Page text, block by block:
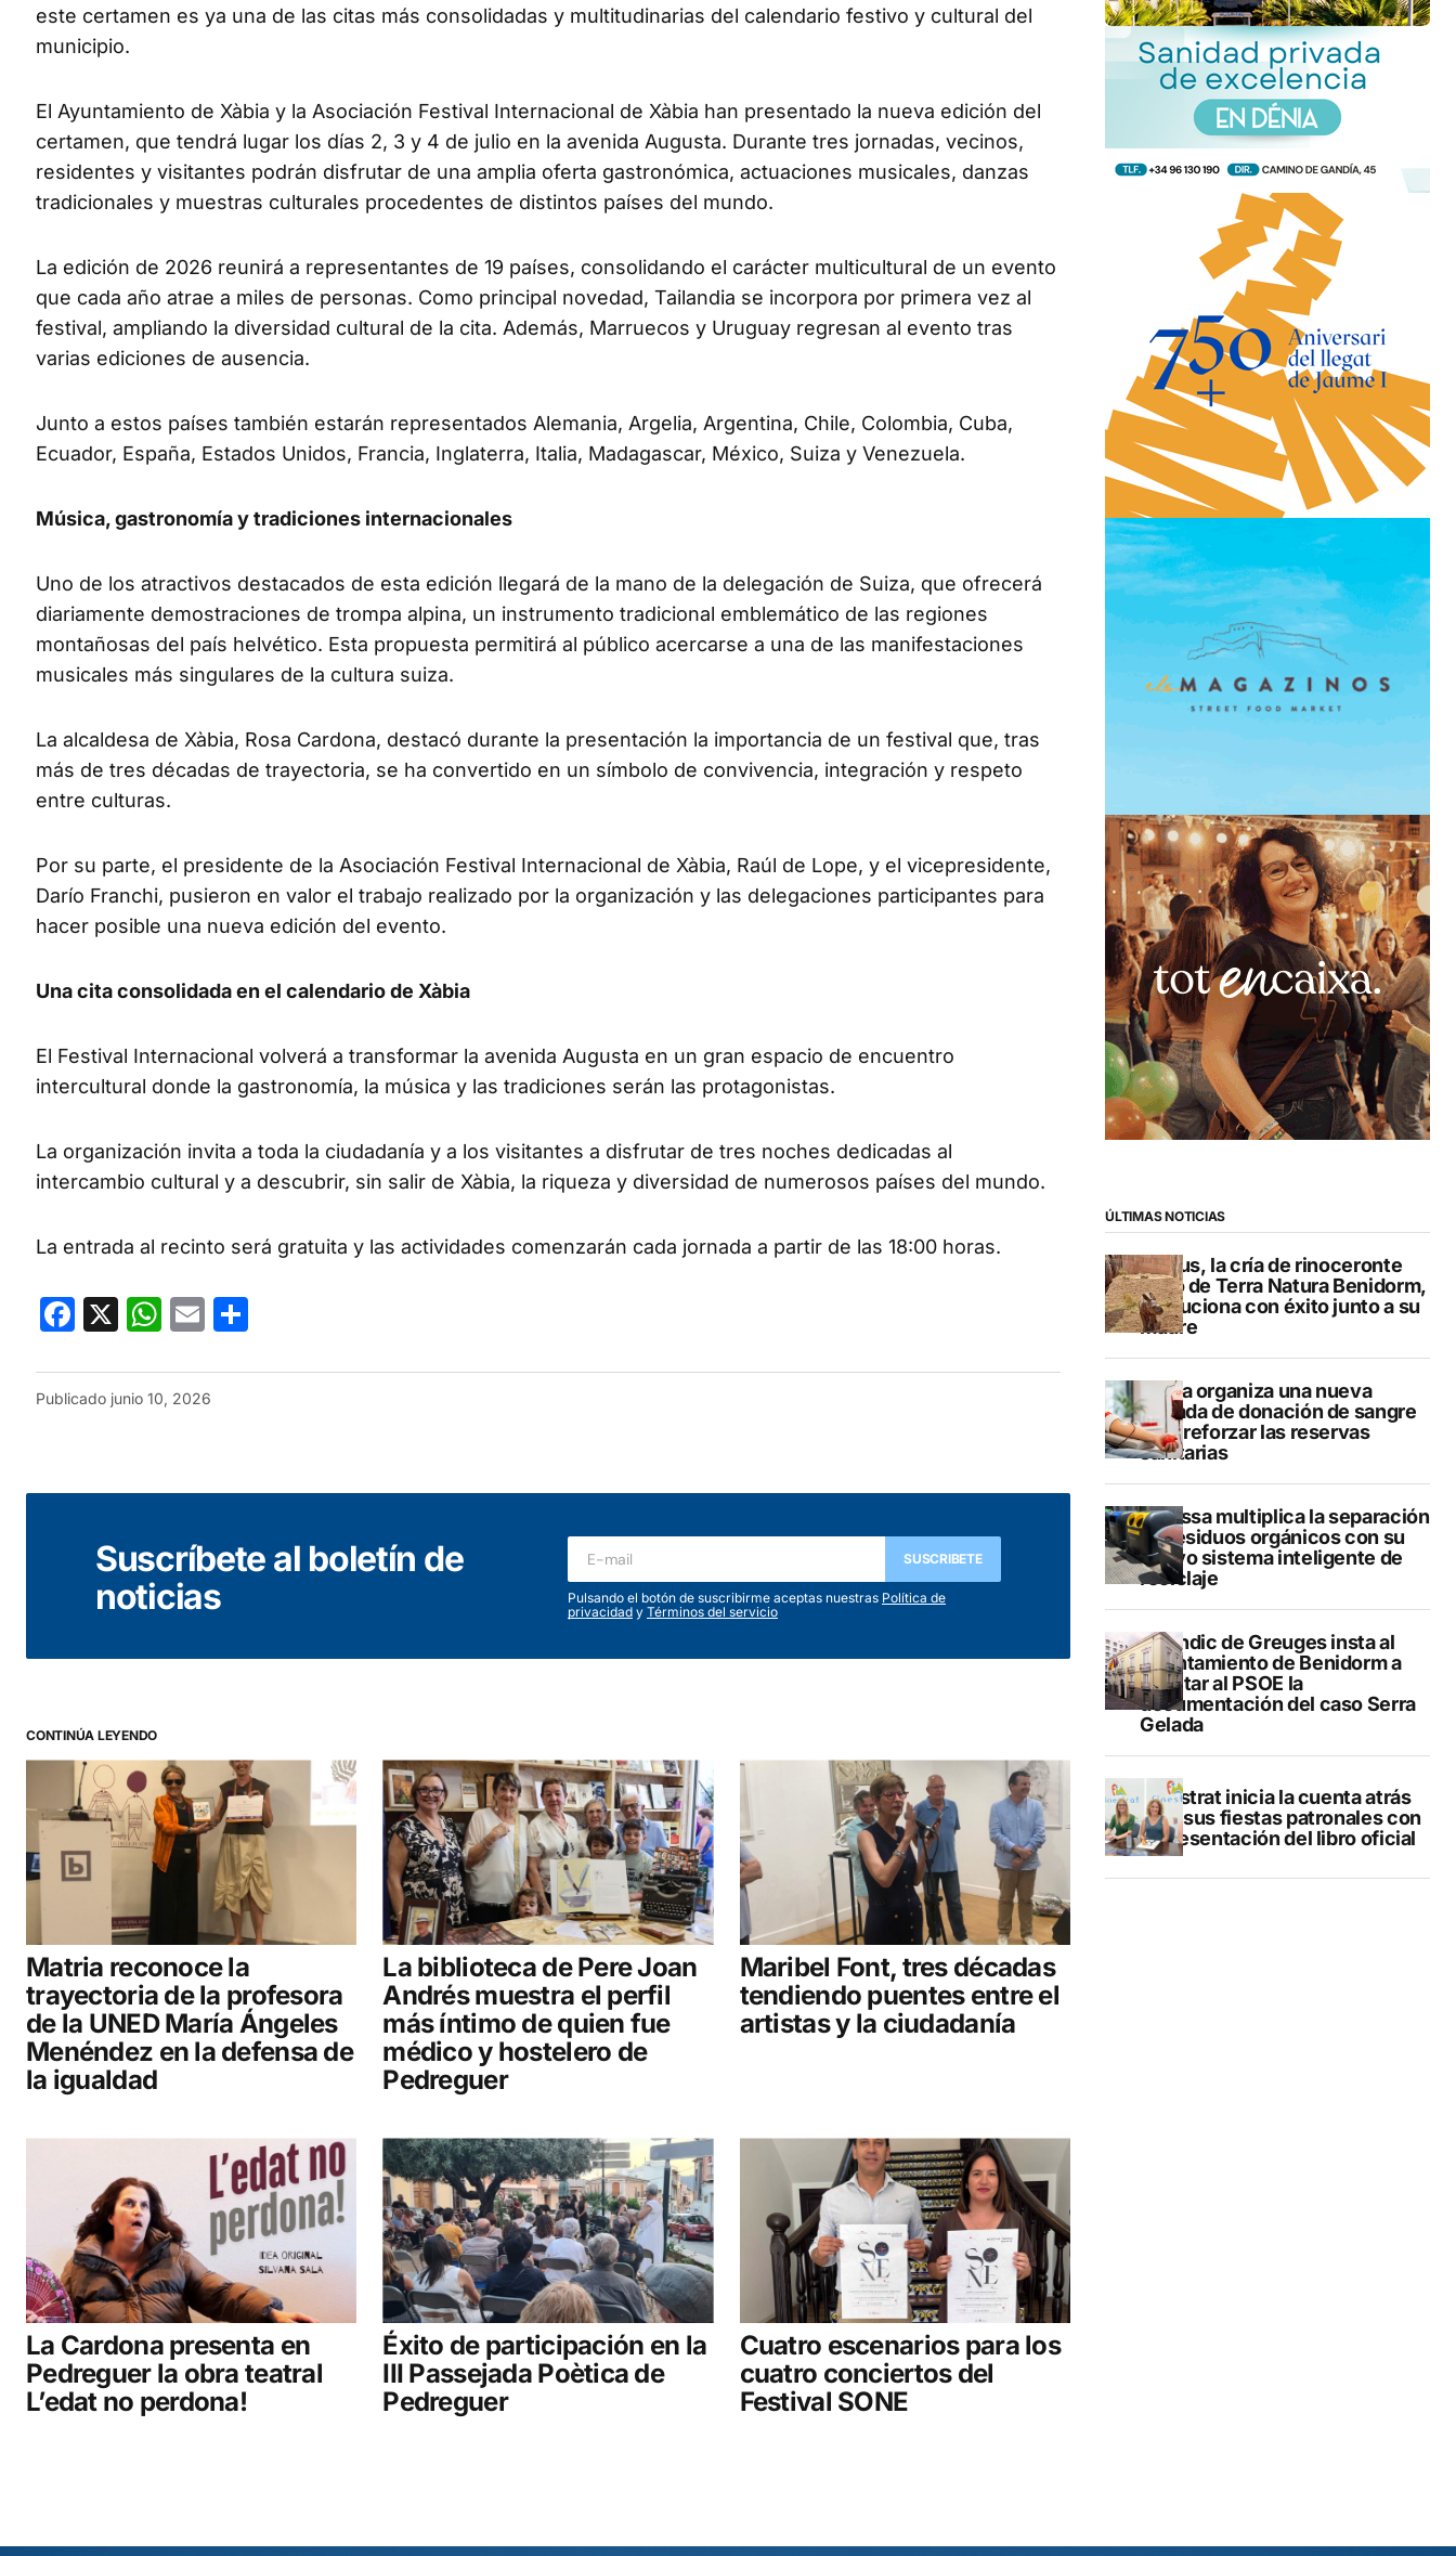
este certamen es ya una de las citas más consolidadas y multitudinarias del calendario festivo y cultural del
municipio.
El Ayuntamiento de Xàbia y la Asociación Festival Internacional de Xàbia han presentado la nueva edición del
certamen, que tendrá lugar los días 2, 3 y 4 de julio en la avenida Augusta. Durante tres jornadas, vecinos,
residentes y visitantes podrán disfrutar de una amplia oferta gastronómica, actuaciones musicales, danzas
tradicionales y muestras culturales procedentes de distintos países del mundo.
La edición de 2026 reunirá a representantes de 19 países, consolidando el carácter multicultural de un evento
que cada año atrae a miles de personas. Como principal novedad, Tailandia se incorpora por primera vez al
festival, ampliando la diversidad cultural de la cita. Además, Marruecos y Uruguay regresan al evento tras
varias ediciones de ausencia.
Junto a estos países también estarán representados Alemania, Argelia, Argentina, Chile, Colombia, Cuba,
Ecuador, España, Estados Unidos, Francia, Inglaterra, Italia, Madagascar, México, Suiza y Venezuela.
Música, gastronomía y tradiciones internacionales
Uno de los atractivos destacados de esta edición llegará de la mano de la delegación de Suiza, que ofrecerá
diariamente demostraciones de trompa alpina, un instrumento tradicional emblemático de las regiones
montañosas del país helvético. Esta propuesta permitirá al público acercarse a una de las manifestaciones
musicales más singulares de la cultura suiza.
La alcaldesa de Xàbia, Rosa Cardona, destacó durante la presentación la importancia de un festival que, tras
más de tres décadas de trayectoria, se ha convertido en un símbolo de convivencia, integración y respeto
entre culturas.
Por su parte, el presidente de la Asociación Festival Internacional de Xàbia, Raúl de Lope, y el vicepresidente,
Darío Franchi, pusieron en valor el trabajo realizado por la organización y las delegaciones participantes para
hacer posible una nueva edición del evento.
Una cita consolidada en el calendario de Xàbia
El Festival Internacional volverá a transformar la avenida Augusta en un gran espacio de encuentro
intercultural donde la gastronomía, la música y las tradiciones serán las protagonistas.
La organización invita a toda la ciudadanía y a los visitantes a disfrutar de tres noches dedicadas al
intercambio cultural y a descubrir, sin salir de Xàbia, la riqueza y diversidad de numerosos países del mundo.
La entrada al recinto será gratuita y las actividades comenzarán cada jornada a partir de las 18:00 horas.
Facebook
X WhatsApp
Email
Publicado junio 10, 2026
Suscríbete al boletín de
noticias
SUSCRIBETE
Pulsando el botón de suscribirme aceptas nuestras Política de
privacidad y Términos del servicio
CONTINÚA LEYENDO
Matria reconoce la
trayectoria de la profesora
de la UNED María Ángeles
Menéndez en la defensa de
la igualdad
La biblioteca de Pere Joan
Andrés muestra el perfil
más íntimo de quien fue
médico y hostelero de
Pedreguer
Maribel Font, tres décadas
tendiendo puentes entre el
artistas y la ciudadanía
La Cardona presenta en
Pedreguer la obra teatral
L’edat no perdona!
Éxito de participación en la
III Passejada Poètica de
Pedreguer
Cuatro escenarios para los
cuatro conciertos del
Festival SONE
ÚLTIMAS NOTICIAS
Brutus, la cría de rinoceronte
indio de Terra Natura Benidorm,
evoluciona con éxito junto a su
madre
Dénia organiza una nueva
jornada de donación de sangre
para reforzar las reservas
sanitarias
Benissa multiplica la separación
de residuos orgánicos con su
nuevo sistema inteligente de
reciclaje
El Síndic de Greuges insta al
Ayuntamiento de Benidorm a
facilitar al PSOE la
documentación del caso Serra
Gelada
Finestrat inicia la cuenta atrás
para sus fiestas patronales con
la presentación del libro oficial